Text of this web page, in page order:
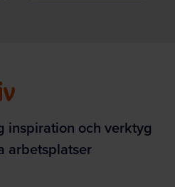
inspiration och verktyg
arbetsplatser